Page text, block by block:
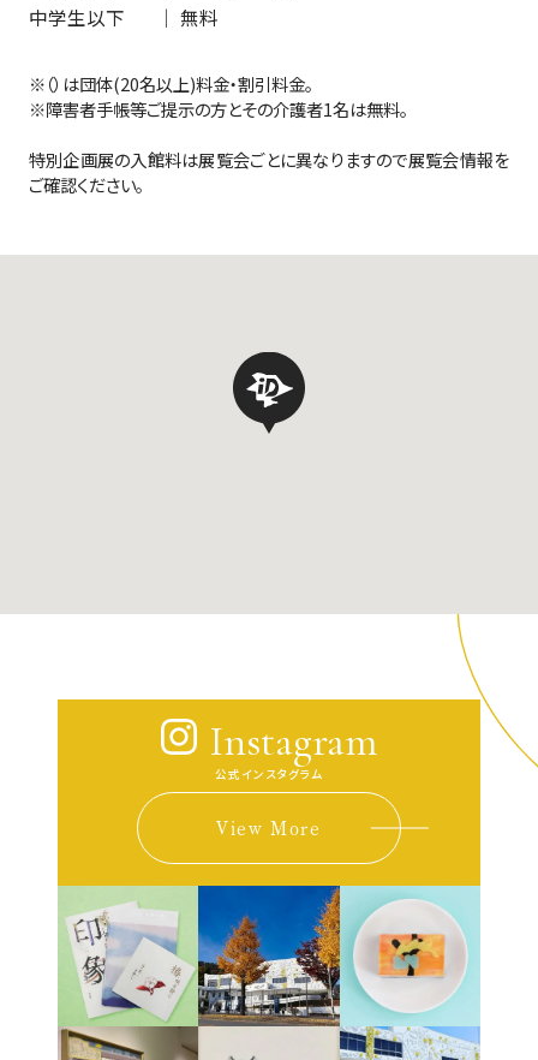
中学生以下
｜ 無料
※（）は団体(20名以上)料金・割引料金。
※障害者手帳等ご提示の方とその介護者1名は無料。
特別企画展の入館料は展覧会ごとに異なりますので展覧会情報を
ご確認ください。
Instagram
公式インスタグラム
View More